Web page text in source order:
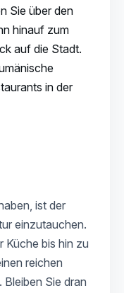
Sie über den
hinauf zum
auf die Stadt.
in der
ist der
einzutauchen.
Küche bis hin zu
reichen
Sie dran